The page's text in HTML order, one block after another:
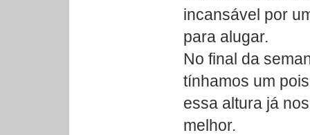
incansável por
para alugar.
No final da
tínhamos um
essa altura já
melhor.